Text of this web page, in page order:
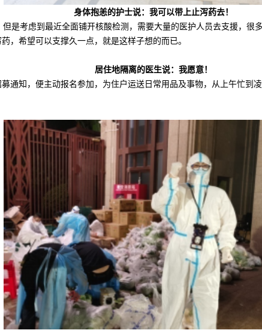
身体抱恙的护士说：我可以带上止泻药去！
是考虑到最近全面铺开核酸检测，需要大量的医护人员去支援，很
，希望可以支撑久一点，就是这样子想的而已。
居住地隔离的医生说：我愿意！
通知，便主动报名参加，为住户运送日常用品及事物，从上午忙到